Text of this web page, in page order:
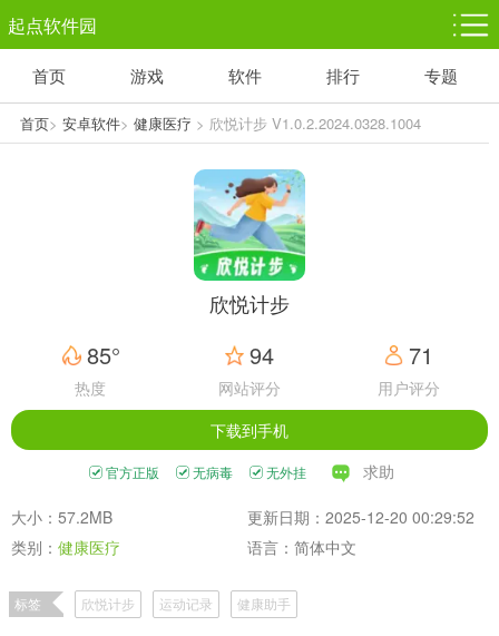
起点软件园
塔防游戏
1千+款游戏
休闲益智
1万+款游戏
体育竞技
5百+款游戏
赛车竞速
3百+款游戏
首页 游戏 软件 排行 专题
首页> 安卓软件> 健康医疗 > 欣悦计步 V1.0.2.2024.0328.1004
欣悦计步
85°
热度
94
网站评分
71
用户评分
下载到手机
官方正版 无病毒 无外挂 求助
大小：57.2MB
更新日期：2025-12-20 00:29:52
类别： 健康医疗 语言：简体中文
标签 欣悦计步 运动记录 健康助手